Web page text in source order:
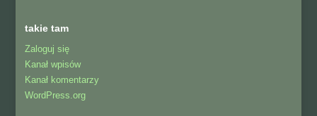
takie tam
Zaloguj się
Kanał wpisów
Kanał komentarzy
WordPress.org